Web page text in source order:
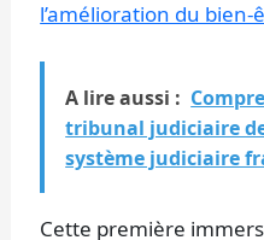
l’amélioration du
A lire aussi :
tribunal judiciaire
système judiciaire
Cette première